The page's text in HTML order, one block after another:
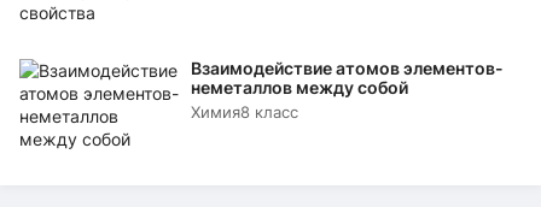
Взаимодействие атомов элементов-
неметаллов между собой
Химия8 класс